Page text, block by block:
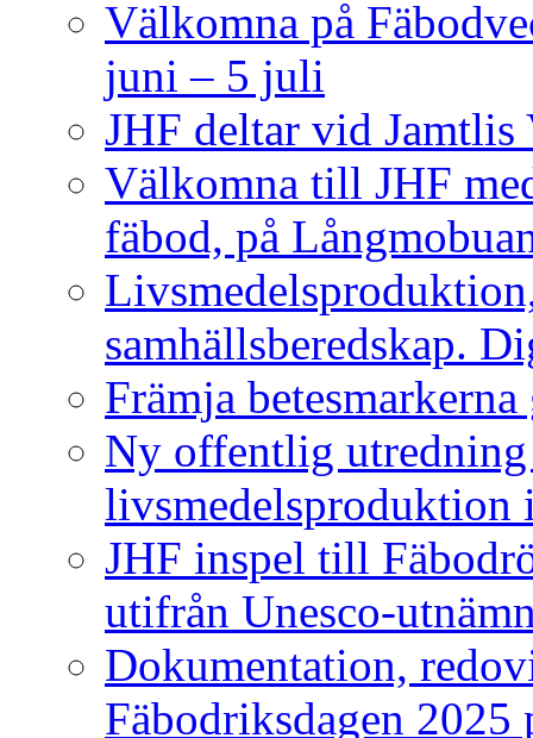
Välkomna på
juni – 5 juli
JHF deltar vid Jamtlis
Välkomna till JHF
fäbod, på
samhällsberedskap.
Främja
Ny offentlig
livsmedelsproduktion
JHF inspel till
utifrån Unesco-
Dokumentation,
Fäbodriksdagen 2025